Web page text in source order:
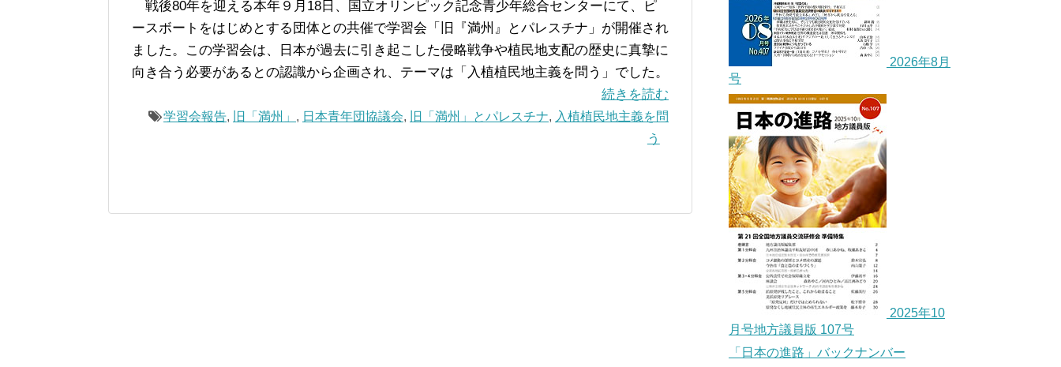
戦後80年を迎える本年９月18日、国立オリンピック記念青少年総合センターにて、ピ
ースボートをはじめとする団体との共催で学習会「旧『満州』とパレスチナ」が開催され
ました。この学習会は、日本が過去に引き起こした侵略戦争や植民地支配の歴史に真摯に
向き合う必要があるとの認識から企画され、テーマは「入植植民地主義を問う」でした。
続きを読む
学習会報告, 旧「満州」 , 日本青年団協議会, 旧「満州」とパレスチナ, 入植植民地主義を問
う
2026年8月
号
2025年10
月号地方議員版 107号
「日本の進路」バックナンバー